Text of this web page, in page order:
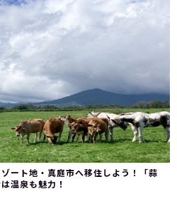
ート地・真庭市へ移住しよう！「蒜
温泉も魅力！